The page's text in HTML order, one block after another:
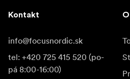
Kontakt
info@focusnordic.sk
tel: +420 725 415 520 (po-
pá 8:00-16:00)